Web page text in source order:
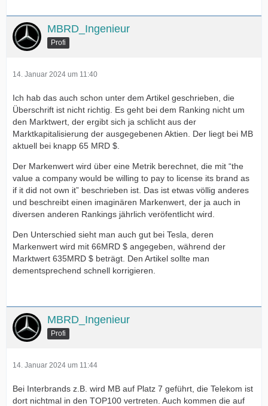
MBRD_Ingenieur
Profi
14. Januar 2024 um 11:40
Ich hab das auch schon unter dem Artikel geschrieben, die
Überschrift ist nicht richtig. Es geht bei dem Ranking nicht um
den Marktwert, der ergibt sich ja schlicht aus der
Marktkapitalisierung der ausgegebenen Aktien. Der liegt bei MB
aktuell bei knapp 65 MRD $.
Der Markenwert wird über eine Metrik berechnet, die mit “the
value a company would be willing to pay to license its brand as
if it did not own it” beschrieben ist. Das ist etwas völlig anderes
und beschreibt einen imaginären Markenwert, der ja auch in
diversen anderen Rankings jährlich veröfentlicht wird.
Den Unterschied sieht man auch gut bei Tesla, deren
Markenwert wird mit 66MRD $ angegeben, während der
Marktwert 635MRD $ beträgt. Den Artikel sollte man
dementsprechend schnell korrigieren.
MBRD_Ingenieur
Profi
14. Januar 2024 um 11:44
Bei Interbrands z.B. wird MB auf Platz 7 geführt, die Telekom ist
dort nichtmal in den TOP100 vertreten. Auch kommen die auf